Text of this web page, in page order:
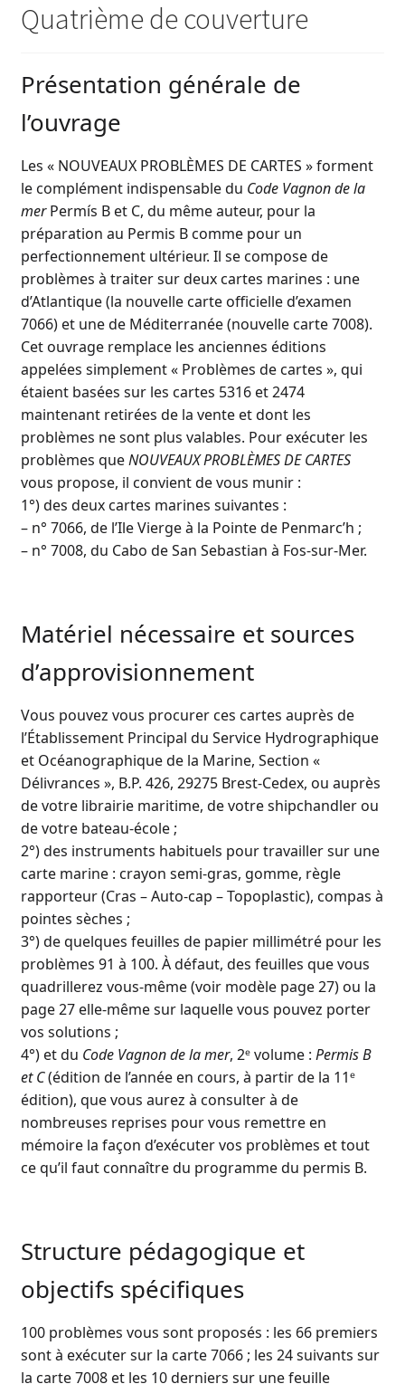
Quatrième de couverture
Présentation générale de
l’ouvrage
Les « NOUVEAUX PROBLÈMES DE CARTES » forment
le complément indispensable du Code Vagnon de la
merPermís B et C, du même auteur, pour la
préparation au Permis B comme pour un
perfectionnement ultérieur. Il se compose de
problèmes à traiter sur deux cartes marines : une
d’Atlantique (la nouvelle carte officielle d’examen
7066) et une de Méditerranée (nouvelle carte 7008).
Cet ouvrage remplace les anciennes éditions
appelées simplement « Problèmes de cartes », qui
étaient basées sur les cartes 5316 et 2474
maintenant retirées de la vente et dont les
problèmes ne sont plus valables. Pour exécuter les
problèmes queNOUVEAUX PROBLÈMES DE CARTES
vous propose, il convient de vous munir :
1°) des deux cartes marines suivantes :
– n° 7066, de l’Ile Vierge à la Pointe de Penmarc’h ;
– n° 7008, du Cabo de San Sebastian à Fos-sur-Mer.
Matériel nécessaire et sources
d’approvisionnement
Vous pouvez vous procurer ces cartes auprès de
l’Établissement Principal du Service Hydrographique
et Océanographique de la Marine, Section «
Délivrances », B.P. 426, 29275 Brest-Cedex, ou auprès
de votre librairie maritime, de votre shipchandler ou
de votre bateau-école ;
2°) des instruments habituels pour travailler sur une
carte marine : crayon semi-gras, gomme, règle
rapporteur (Cras – Auto-cap – Topoplastic), compas à
pointes sèches ;
3°) de quelques feuilles de papier millimétré pour les
problèmes 91 à 100. À défaut, des feuilles que vous
quadrillerez vous-même (voir modèle page 27) ou la
page 27 elle-même sur laquelle vous pouvez porter
vos solutions ;
4°) et du Code Vagnon de la mer, 2ᵉ volume : Permis B
et C(édition de l’année en cours, à partir de la 11ᵉ
édition), que vous aurez à consulter à de
nombreuses reprises pour vous remettre en
mémoire la façon d’exécuter vos problèmes et tout
ce qu’il faut connaître du programme du permis B.
Structure pédagogique et
objectifs spécifiques
100 problèmes vous sont proposés : les 66 premiers
sont à exécuter sur la carte 7066 ; les 24 suivants sur
la carte 7008 et les 10 derniers sur une feuille